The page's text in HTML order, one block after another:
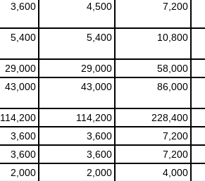
3,600 4,500 7,200
5,400 5,400 10,800
29,000 29,000 58,000
43,000 43,000 86,000
114,200 114,200 228,400
3,600 3,600 7,200
3,600 3,600 7,200
2,000 2,000 4,000